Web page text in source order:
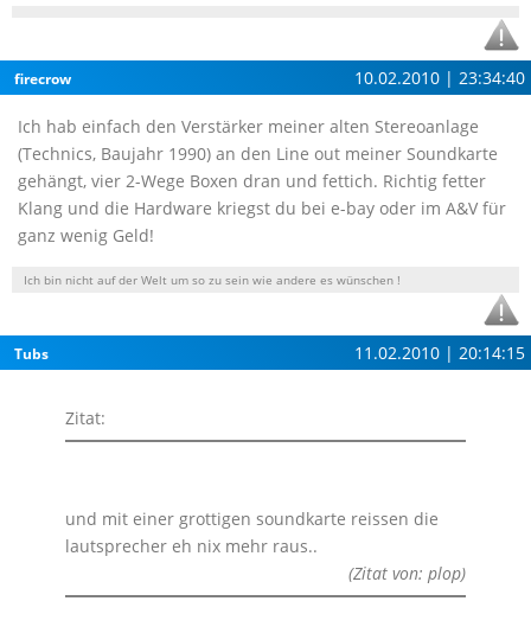
firecrow 10.02.2010 | 23:34:40
Ich hab einfach den Verstärker meiner alten Stereoanlage
(Technics, Baujahr 1990) an den Line out meiner Soundkarte
gehängt, vier 2-Wege Boxen dran und fettich. Richtig fetter
Klang und die Hardware kriegst du bei e-bay oder im A&V für
ganz wenig Geld!
Ich bin nicht auf der Welt um so zu sein wie andere es wünschen !
Tubs 11.02.2010 | 20:14:15
Zitat:
und mit einer grottigen soundkarte reissen die
lautsprecher eh nix mehr raus..
(Zitat von: plop)